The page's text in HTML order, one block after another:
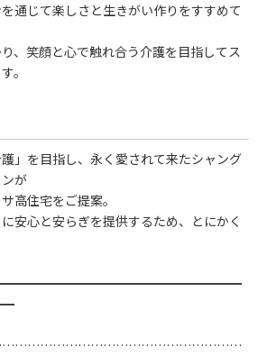
通じて楽しさと生きがい作りをすすめて
、笑顔と心で触れ合う介護を目指してス
。
護」を目指し、永く愛されて来たシャング
が
高住宅をご提案。
安心と安らぎを提供するため、とにかく